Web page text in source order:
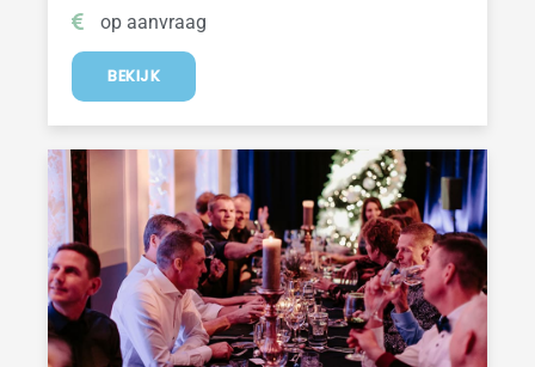
op aanvraag
BEKIJK